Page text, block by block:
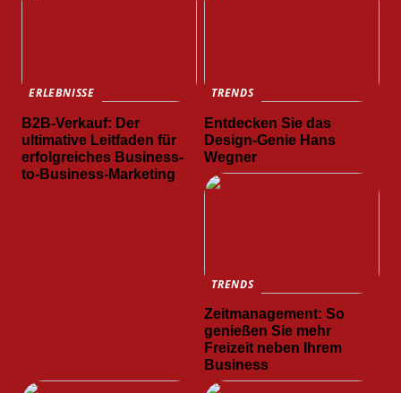
ERLEBNISSE
B2B-Verkauf: Der
ultimative Leitfaden für
erfolgreiches Business-
to-Business-Marketing
TRENDS
Entdecken Sie das
Design-Genie Hans
Wegner
TRENDS
Zeitmanagement: So
genießen Sie mehr
Freizeit neben Ihrem
Business